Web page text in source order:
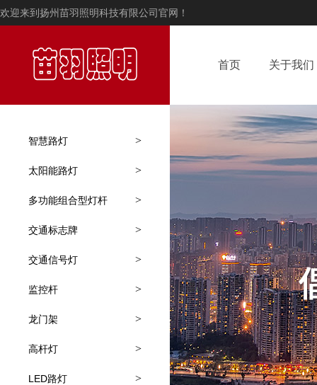
欢迎来到扬州苗羽照明科技有限公司官网！
智慧路灯 >
太阳能路灯 >
多功能组合型灯杆 >
交通标志牌 >
交通信号灯 >
监控杆 >
龙门架 >
高杆灯 >
LED路灯 >
首页 关于我们